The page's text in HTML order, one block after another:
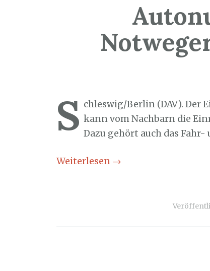
S chleswig/Berlin (DAV). Der
kann vom Nachbarn die
Dazu gehört auch das
Weiterlesen →